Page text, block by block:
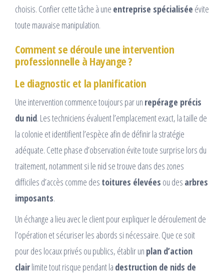
choisis. Confier cette tâche à une entreprise spécialisée évite
toute mauvaise manipulation.
Comment se déroule une intervention
professionnelle à Hayange ?
Le diagnostic et la planification
Une intervention commence toujours par un repérage précis
du nid. Les techniciens évaluent l’emplacement exact, la taille de
la colonie et identifient l’espèce afin de définir la stratégie
adéquate. Cette phase d’observation évite toute surprise lors du
traitement, notamment si le nid se trouve dans des zones
difficiles d’accès comme des toitures élevées ou des arbres
imposants.
Un échange a lieu avec le client pour expliquer le déroulement de
l’opération et sécuriser les abords si nécessaire. Que ce soit
pour des locaux privés ou publics, établir un plan d’action
clairlimite tout risque pendant la destruction de nids de